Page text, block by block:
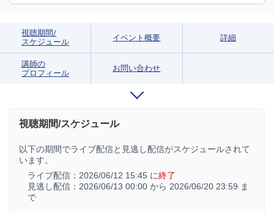
視聴期間/
スケジュール
イベント概要 詳細
講師の
プロフィール
お問い合わせ
視聴期間/スケジュール
以下の期間でライブ配信と見逃し配信がスケジュールされて
います。
ライブ配信： 2026/06/12 15:45 に終了
見逃し配信： 2026/06/13 00:00 から 2026/06/20 23:59 ま
で